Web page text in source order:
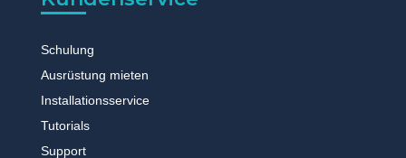
Schulung
Ausrüstung mieten
Installationsservice
Tutorials
Support